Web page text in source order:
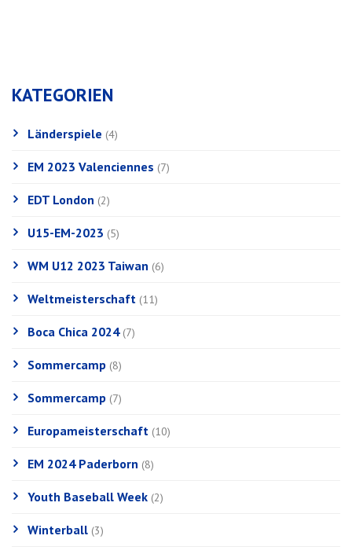
KATEGORIEN
Länderspiele (4)
EM 2023 Valenciennes (7)
EDT London (2)
U15-EM-2023 (5)
WM U12 2023 Taiwan (6)
Weltmeisterschaft (11)
Boca Chica 2024(7)
Sommercamp (8)
Sommercamp (7)
Europameisterschaft (10)
EM 2024 Paderborn (8)
Youth Baseball Week (2)
Winterball (3)